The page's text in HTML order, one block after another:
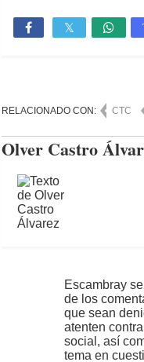

RELACIONADO CON: CTC
Olver Castro
Escambray
de los
que sean
atenten
social, así
tema en